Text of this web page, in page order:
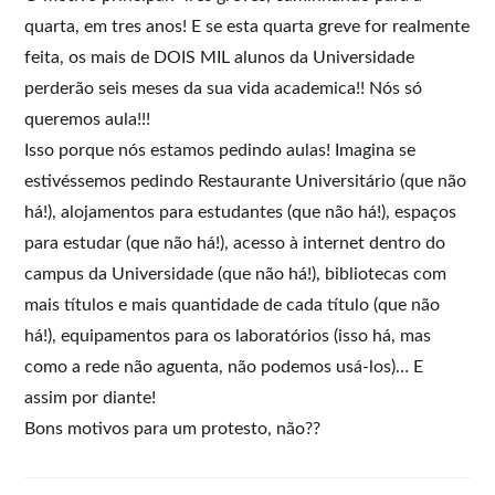
quarta, em tres anos! E se esta quarta greve for realmente
feita, os mais de DOIS MIL alunos da Universidade
perderão seis meses da sua vida academica!! Nós só
queremos aula!!!
Isso porque nós estamos pedindo aulas! Imagina se
estivéssemos pedindo Restaurante Universitário (que não
há!), alojamentos para estudantes (que não há!), espaços
para estudar (que não há!), acesso à internet dentro do
campus da Universidade (que não há!), bibliotecas com
mais títulos e mais quantidade de cada título (que não
há!), equipamentos para os laboratórios (isso há, mas
como a rede não aguenta, não podemos usá-los)… E
assim por diante!
Bons motivos para um protesto, não??